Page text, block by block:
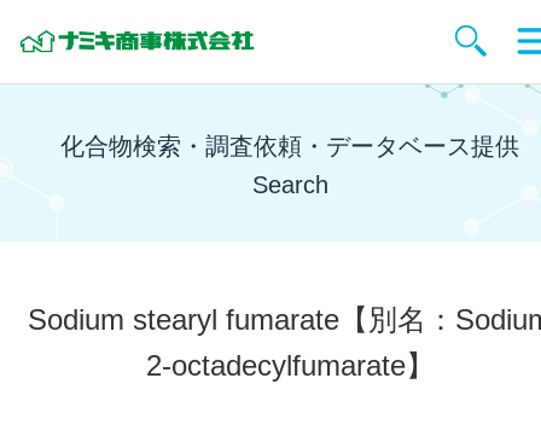
化合物検索・調査依頼・データベース提供
Search
Sodium stearyl fumarate 【別名：
2-octadecylfumarate】